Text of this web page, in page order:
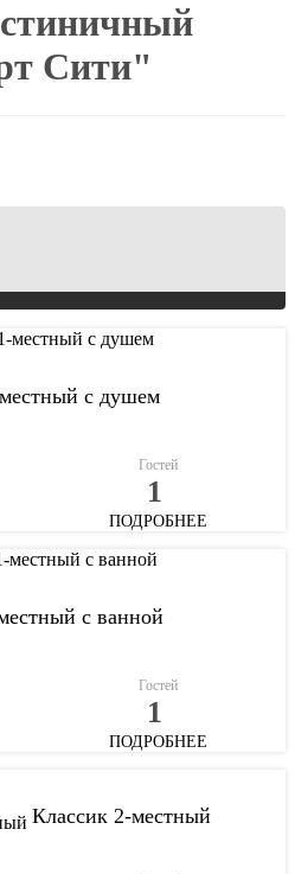
Сити"
с душем
Гостей
1
ПОДРОБНЕЕ
с ванной
Гостей
1
ПОДРОБНЕЕ
Классик 2-местный